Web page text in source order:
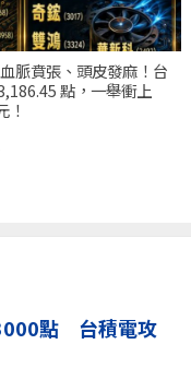
脈賁張、頭皮發麻！台
點，一舉衝上
！
點 台積電攻